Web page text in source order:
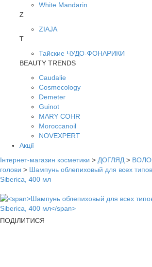
White Mandarin
Z
ZIAJA
Т
Тайские ЧУДО-ФОНАРИКИ
BEAUTY TRENDS
Caudalie
Cosmecology
Demeter
Guinot
MARY COHR
Moroccanoil
NOVEXPERT
Акції
Інтернет-магазин косметики > ДОГЛЯД >
голови > Шампунь облепиховый для всех
Siberica, 400 мл
ПОДІЛИТИСЯ